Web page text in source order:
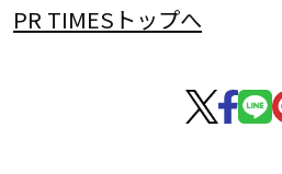
PR TIMESトップへ